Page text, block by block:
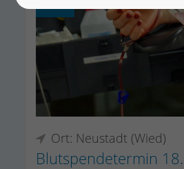
Ort: Neustadt (Wied)
Blutspendetermin